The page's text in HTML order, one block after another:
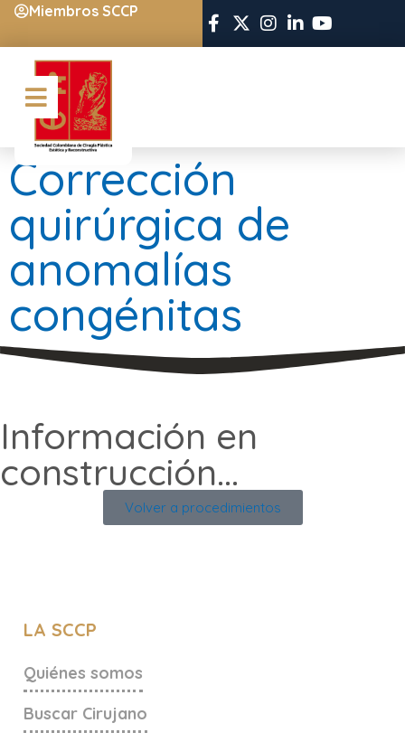
Miembros SCCP
Corrección
quirúrgica de
anomalías
congénitas
Información en
construcción...
Volver a procedimientos
LA SCCP
Quiénes somos
Buscar Cirujano